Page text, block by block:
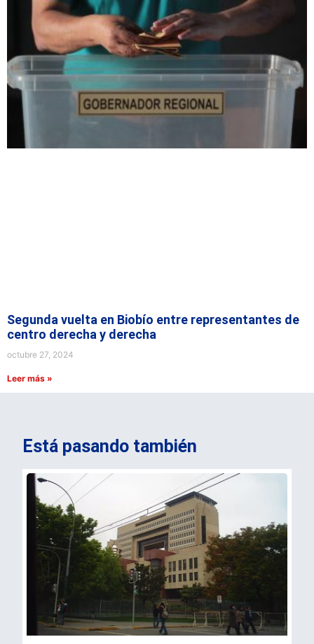
Segunda vuelta en Biobío entre representantes de
centro derecha y derecha
octubre 27, 2024
Leer más »
Está pasando también